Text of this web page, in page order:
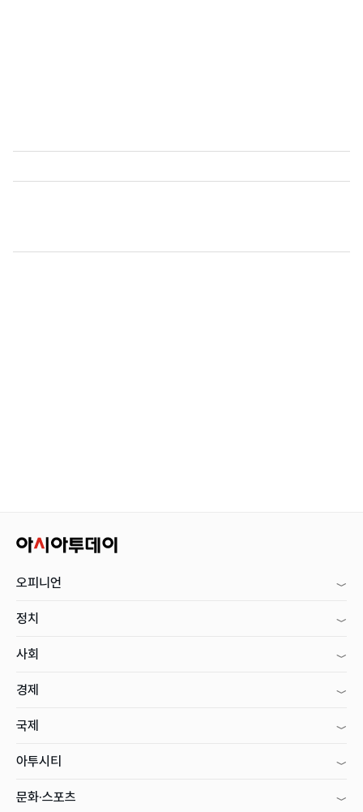
오피니언
정치
사회
경제
국제
아투시티
문화·스포츠